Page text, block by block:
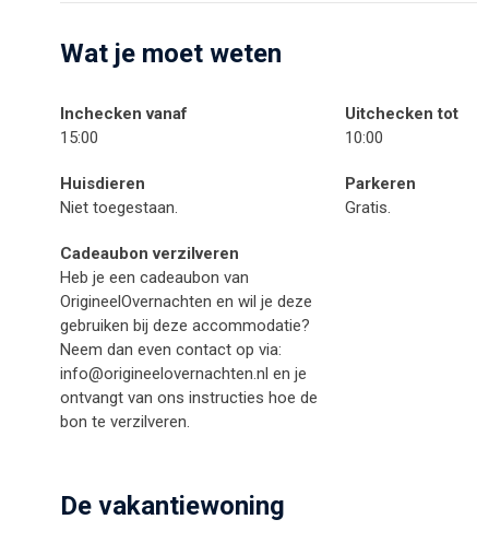
Wat je moet weten
Inchecken vanaf
15:00
Uitchecken tot
10:00
Huisdieren
Niet toegestaan.
Parkeren
Gratis.
Cadeaubon verzilveren
Heb je een cadeaubon van
OrigineelOvernachten en wil je deze
gebruiken bij deze accommodatie?
Neem dan even contact op via:
info@origineelovernachten.nl en je
ontvangt van ons instructies hoe de
bon te verzilveren.
De vakantiewoning